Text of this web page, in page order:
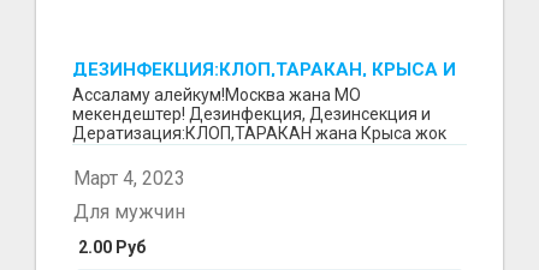
ДЕЗИНФЕКЦИЯ:КЛОП,ТАРАКАН, КРЫСА И
БЛОХ ЖОК КЫЛАБЫЗ!
Ассаламу алейкум!Москва жана МО
мекендештер! Дезинфекция, Дезинсекция и
Дератизация:КЛОП,ТАРАКАН жана Крыса жок
кылуу кызматы!!7 ай гарантия...
Март 4, 2023
2.00 Руб
Для мужчин